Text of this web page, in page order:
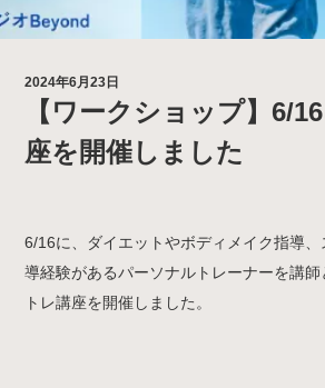
2024年6月23日
【ワークショップ】6/
座を開催しました
6/16に、ダイエットやボディメイク指導
導経験があるパーソナルトレーナーを講
トレ講座を開催しました。